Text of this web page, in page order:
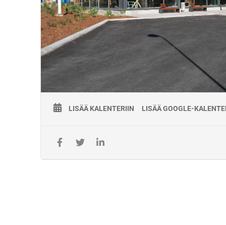
Laskuttaja Väylävirasto.
Kurssi-ilmoittautuminen on aina sitova.
Ilmoittautumisen voi perua maksutta 7 arkivuorokautta
Myöhemmin suoritetuista peruutuksista tai peruuttamatta
täysi hinta.
Lisätiedot:
olli.virtanen@kisco.fi
LISÄÄ KALENTERIIN LISÄÄ GOOGLE-